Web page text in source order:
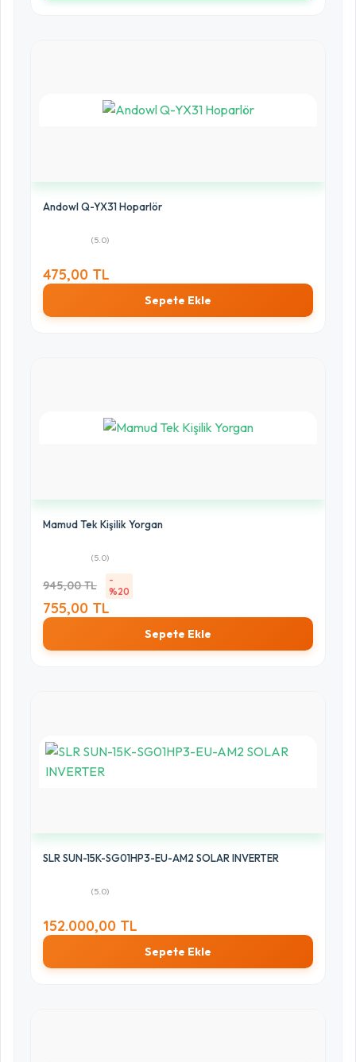
Andowl Q-YX31 Hoparlör
(5.0)
475,00 TL
Sepete Ekle
Mamud Tek Kişilik Yorgan
(5.0)
945,00 TL
-
%20
755,00 TL
Sepete Ekle
SLR SUN-15K-SG01HP3-EU-AM2 SOLAR INVERTER
(5.0)
152.000,00 TL
Sepete Ekle